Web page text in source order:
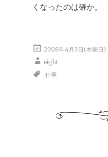
くなったのは確か。
2008年4月3日(木曜日)
eight
仕事